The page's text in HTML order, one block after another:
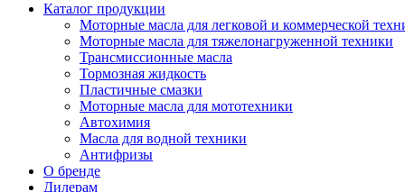
Каталог продукции
Моторные масла для легковой и коммерческой
Моторные масла для тяжелонагруженной техники
Трансмиссионные масла
Тормозная жидкость
Пластичные смазки
Моторные масла для мототехники
Автохимия
Масла для водной техники
Антифризы
О бренде
Дилерам